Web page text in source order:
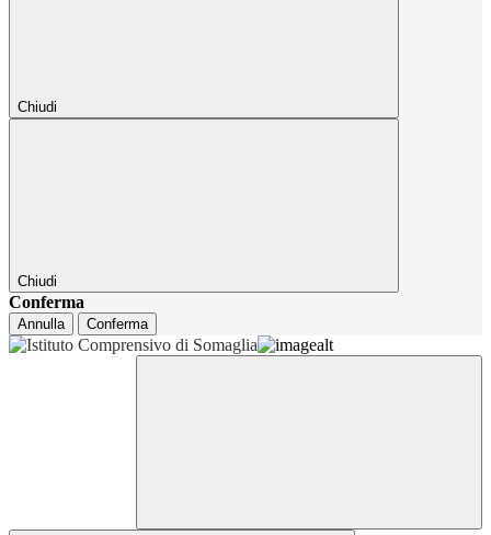
Chiudi
Chiudi
Conferma
Annulla Conferma